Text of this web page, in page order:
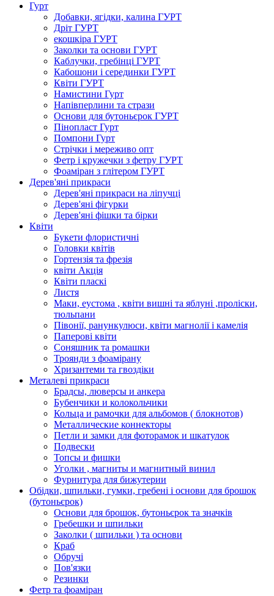
Гурт
Добавки, ягідки, калина ГУРТ
Дріт ГУРТ
екошкіра ГУРТ
Заколки та основи ГУРТ
Каблучки, гребінці ГУРТ
Кабошони і серединки ГУРТ
Квіти ГУРТ
Намистини Гурт
Напівперлини та стрази
Основи для бутоньєрок ГУРТ
Пінопласт Гурт
Помпони Гурт
Стрічки і мереживо опт
Фетр і кружечки з фетру ГУРТ
Фоаміран з глітером ГУРТ
Дерев'яні прикраси
Дерев'яні прикраси на ліпучці
Дерев'яні фігурки
Дерев'яні фішки та бірки
Квіти
Букети флористичні
Головки квітів
Гортензія та фрезія
квіти Акція
Квіти пласкі
Листя
Маки, еустома , квіти вишні та яблуні ,проліски,
тюльпани
Півонії, ранункулюси, квіти магнолії і камелія
Паперові квіти
Соняшник та ромашки
Троянди з фоамірану
Хризантеми та гвоздіки
Металеві прикраси
Брадсы, люверсы и анкера
Бубенчики и колокольчики
Кольца и рамочки для альбомов ( блокнотов)
Металлические коннекторы
Петли и замки для фоторамок и шкатулок
Подвески
Топсы и фишки
Уголки , магниты и магнитный винил
Фурнитура для бижутерии
Обідки, шпильки, гумки, гребені і основи для брошок
(бутоньєрок)
Основи для брошок, бутоньєрок та значків
Гребешки и шпильки
Заколки ( шпильки ) та основи
Краб
Обручі
Пов'язки
Резинки
Фетр та фоаміран